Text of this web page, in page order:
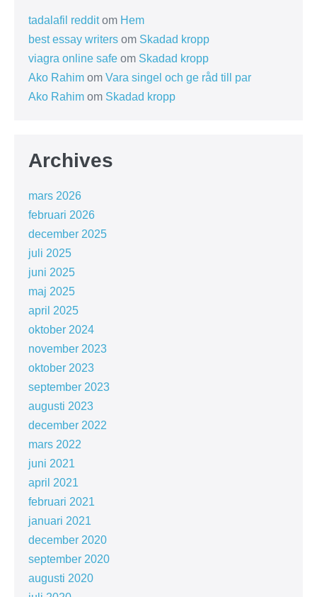
tadalafil redditom Hem
best essay writers om Skadad kropp
viagra online safe om Skadad kropp
Ako Rahim om Vara singel och ge råd till par
Ako Rahim om Skadad kropp
Archives
mars 2026
februari 2026
december 2025
juli 2025
juni 2025
maj 2025
april 2025
oktober 2024
november 2023
oktober 2023
september 2023
augusti 2023
december 2022
mars 2022
juni 2021
april 2021
februari 2021
januari 2021
december 2020
september 2020
augusti 2020